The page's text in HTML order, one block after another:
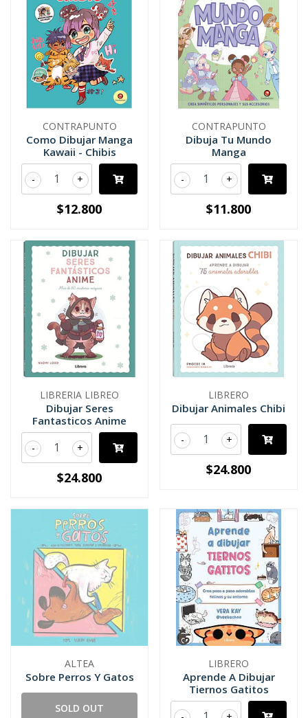
CONTRAPUNTO
Como Dibujar Manga
Kawaii - Chibis
+
-
$12.800
CONTRAPUNTO
Dibuja Tu Mundo
Manga
+
-
$11.800
LIBRERIA LIBREO
Dibujar Seres
Fantasticos Anime
+
-
$24.800
LIBRERO
Dibujar Animales Chibi
+
-
$24.800
ALTEA
Sobre Perros Y Gatos
SOLD OUT
LIBRERO
Aprende A Dibujar
Tiernos Gatitos